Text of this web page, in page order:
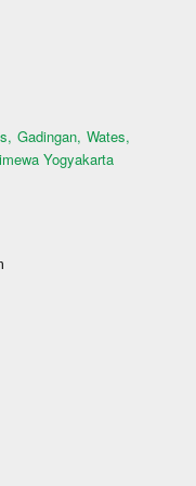
Gadingan, Wates,
Yogyakarta